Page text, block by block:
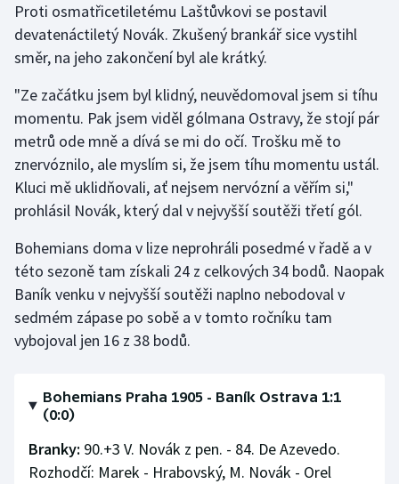
Short track
Sportovní střelba
Stolní tenis
Triatlon
Veslování
Volejbal
Ostatní
Proti osmatřicetiletému Laštůvkovi se postavil
devatenáctiletý Novák. Zkušený brankář sice vystihl
směr, na jeho zakončení byl ale krátký.
"Ze začátku jsem byl klidný, neuvědomoval jsem si tíhu
momentu. Pak jsem viděl gólmana Ostravy, že stojí pár
metrů ode mně a dívá se mi do očí. Trošku mě to
znervóznilo, ale myslím si, že jsem tíhu momentu ustál.
Kluci mě uklidňovali, ať nejsem nervózní a věřím si,"
prohlásil Novák, který dal v nejvyšší soutěži třetí gól.
Bohemians doma v lize neprohráli posedmé v řadě a v
této sezoně tam získali 24 z celkových 34 bodů. Naopak
Baník venku v nejvyšší soutěži naplno nebodoval v
sedmém zápase po sobě a v tomto ročníku tam
vybojoval jen 16 z 38 bodů.
Bohemians Praha 1905 - Baník Ostrava 1:1
(0:0)
Branky: 90.+3 V. Novák z pen. - 84. De Azevedo.
Rozhodčí: Marek - Hrabovský, M. Novák - Orel